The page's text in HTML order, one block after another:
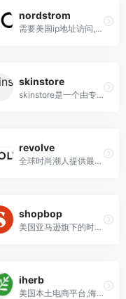
nordstrom
需要美国ip地址访问,是美国高档连锁百货店。Nordstrom经营的产品包括服装、饰品、包包、珠宝、
skinstore
skinstore是一个由专业医学皮肤专家创立的护肤化妆品电商网站！可直邮中国!支付宝付款!
revolve
全球时尚潮人提供最优质的线上购物体验，满$100订单可享有快速便捷的免运费邮政递送服务
shopbop
美国亚马逊旗下的时尚购物网站，提供600多个知名设计师品牌以及新锐设计师的潮流单品
iherb
美国本土电商平台,海淘保健品首选,向全世界150 多个国家/地区提供高品质天然保健品